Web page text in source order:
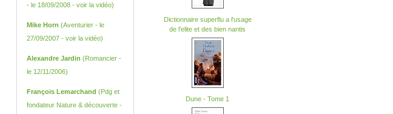
Dictionnaire superflu a l'usage
de l'elite et des bien nantis
Dune - Tome 1
- le 18/09/2008 - voir la vidéo)
Mike Horn (Aventurier - le
27/09/2007 - voir la vidéo)
Alexandre Jardin (Romancier -
le 12/11/2006)
François Lemarchand (Pdg et
fondateur Nature & découverte -